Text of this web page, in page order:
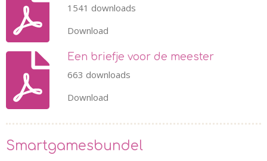
1541 downloads
Download
Een briefje voor de meester
663 downloads
Download
Smartgamesbundel